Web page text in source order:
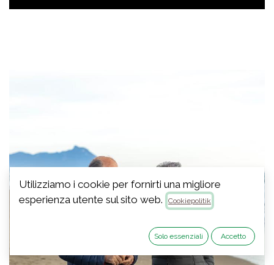
Utilizziamo i cookie per fornirti una migliore
esperienza utente sul sito web.
Cookiepolitik
Solo essenziali Accetto